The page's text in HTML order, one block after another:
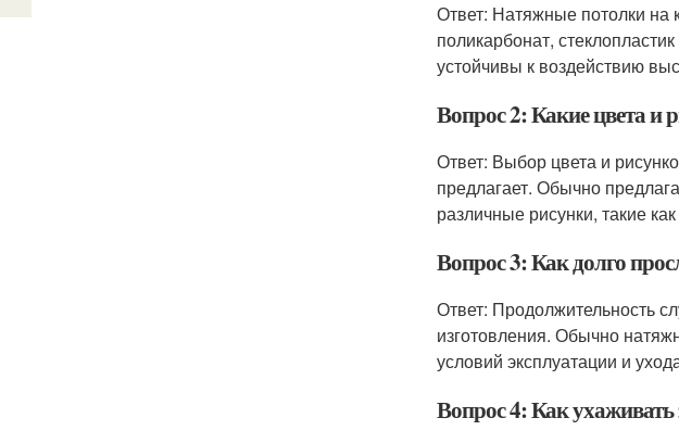
Ответ: Натяжные потолки на
поликарбонат,
устойчивы к воздействию
Вопрос 2: Какие цвета и
Ответ: Выбор цвета и
предлагает. Обычно
различные рисунки, такие
Вопрос 3: Как долго
Ответ: Продолжительность
изготовления. Обычно
условий эксплуатации и
Вопрос 4: Как